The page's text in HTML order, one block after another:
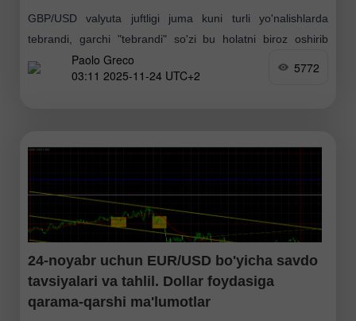
GBP/USD valyuta juftligi juma kuni turli yo'nalishlarda
tebrandi, garchi "tebrandi" so'zi bu holatni biroz oshirib
aytishdir. Makroiqtisodiy ma'lumotlarning ko'pligiga
qaramay, volatillik yana unchalik yuqori bo'lmadi. E'lon
Paolo Greco
03:11 2025-11-24 UTC+2
5772
24-noyabr uchun EUR/USD bo'yicha savdo
tavsiyalari va tahlil. Dollar foydasiga
qarama-qarshi ma'lumotlar